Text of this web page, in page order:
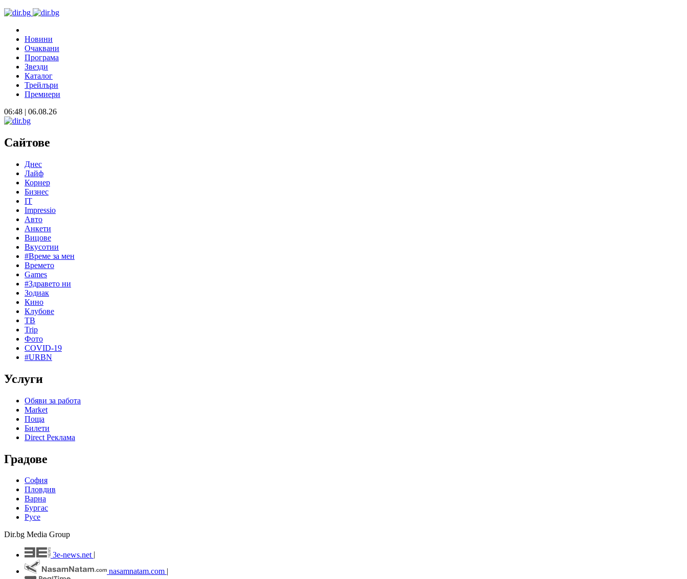
Новини
Очаквани
Програма
Звезди
Каталог
Трейлъри
Премиери
06:48 | 06.08.26
Сайтове
Днес
Лайф
Корнер
Бизнес
IT
Impressio
Авто
Анкети
Вицове
Вкусотии
#Време за мен
Времето
Games
#Здравето ни
Зодиак
Кино
Клубове
ТВ
Trip
Фото
COVID-19
#URBN
Услуги
Обяви за работа
Market
Поща
Билети
Direct Реклама
Градове
София
Пловдив
Варна
Бургас
Русе
Dir.bg Media Group
3e-news.net
nasamnatam.com |